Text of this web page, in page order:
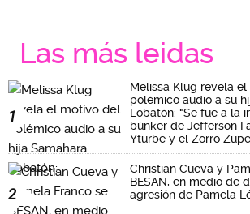
Las más leidas
1
Melissa Klug revela
polémico audio a su
Lobatón: "Se fue a la
búnker de Jefferson
Yturbe y el Zorro
2
Christian Cueva y
BESAN, en medio de
agresión de Pamela